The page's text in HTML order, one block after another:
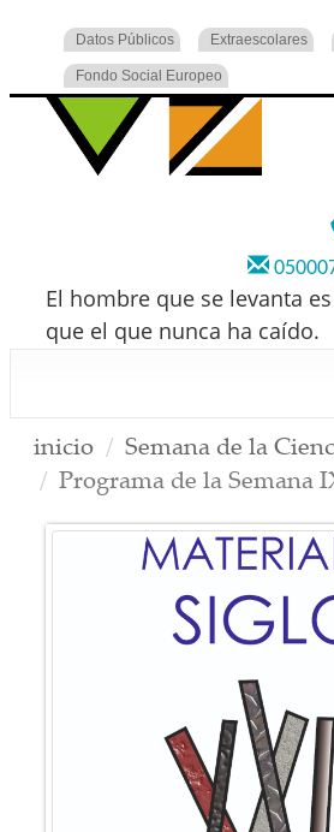
Datos Públicos Extraescolares
Fondo Social Europeo
El hombre que se levanta
que el que nunca ha caído.
inicio
Semana de la
Programa de la Semana